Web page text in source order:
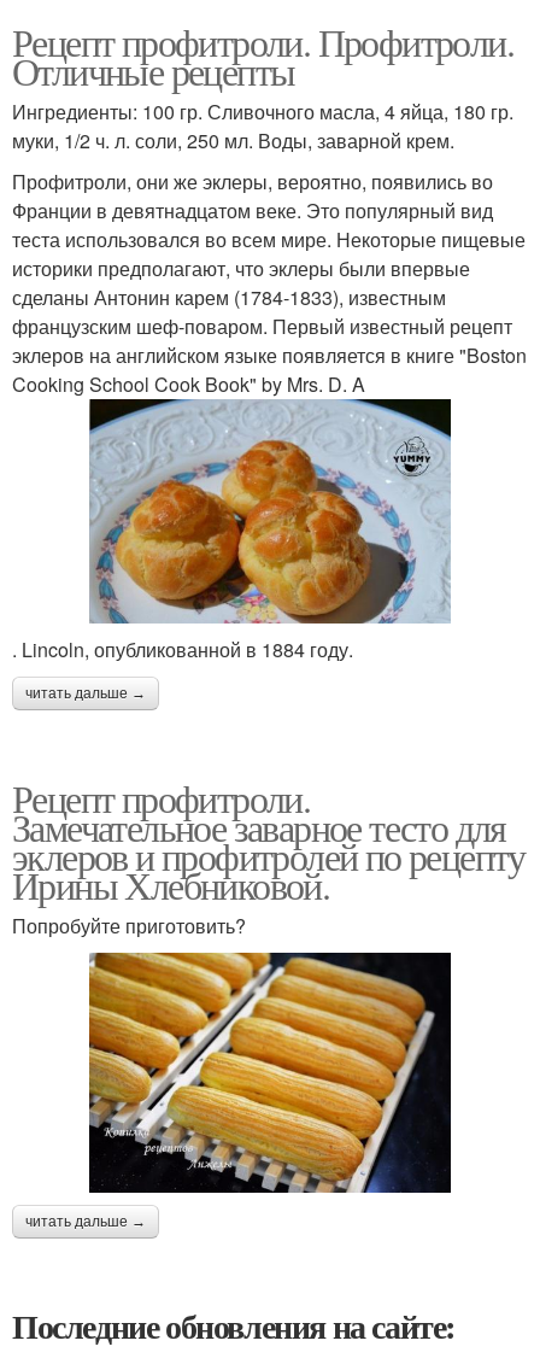
Рецепт профитроли. Профитроли.
Отличные рецепты
Ингредиенты: 100 гр. Сливочного масла, 4 яйца, 180 гр.
муки, 1/2 ч. л. соли, 250 мл. Воды, заварной крем.
Профитроли, они же эклеры, вероятно, появились во
Франции в девятнадцатом веке. Это популярный вид
теста использовался во всем мире. Некоторые пищевые
историки предполагают, что эклеры были впервые
сделаны Антонин карем (1784-1833), известным
французским шеф-поваром. Первый известный рецепт
эклеров на английском языке появляется в книге "Boston
Cooking School Cook Book" by Mrs. D. A
. Lincoln, опубликованной в 1884 году.
читать дальше →
Рецепт профитроли.
Замечательное заварное тесто для
эклеров и профитролей по рецепту
Ирины Хлебниковой.
Попробуйте приготовить?
читать дальше →
Последние обновления на сайте: